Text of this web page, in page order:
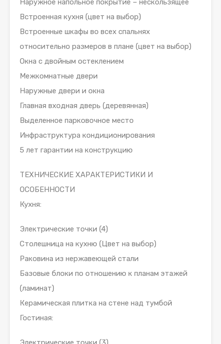
Наружное напольное покрытие – нескользящее
Встроенная кухня (цвет на выбор)
Встроенные шкафы во всех спальнях
относительно размеров в плане (цвет на выбор)
Окна с двойным остеклением
Межкомнатные двери
Наружные двери и окна
Главная входная дверь (деревянная)
Выделенное парковочное место
Инфраструктура кондиционирования
5 лет гарантии на конструкцию
ТЕХНИЧЕСКИЕ ХАРАКТЕРИСТИКИ И
ОСОБЕННОСТИ
Кухня:
Электрические точки (4)
Столешница на кухню (Цвет на выбор)
Раковина из нержавеющей стали
Базовые блоки по отношению к планам этажей
(ламинат)
Керамическая плитка на стене над тумбой
Гостиная: